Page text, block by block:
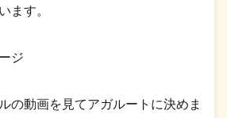
ます。
ジ
の動画を見てアガルートに決めま